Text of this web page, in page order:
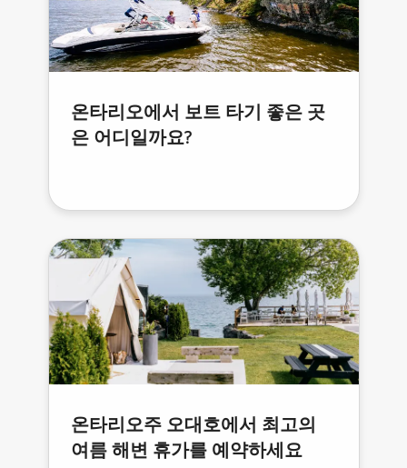
온타리오에서 보트 타기 좋은 곳
은 어디일까요?
온타리오주 오대호에서 최고의
여름 해변 휴가를 예약하세요